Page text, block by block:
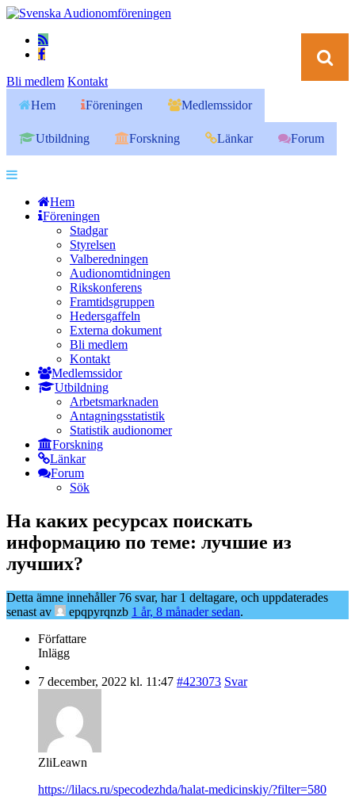
Bli medlem Kontakt
Hem
Föreningen Medlemssidor
Utbildning Forskning Länkar Forum
Hem
Föreningen
Stadgar
Styrelsen
Valberedningen
Audionomtidningen
Rikskonferens
Framtidsgruppen
Hedersgaffeln
Externa dokument
Bli medlem
Kontakt
Medlemssidor
Utbildning
Arbetsmarknaden
Antagningsstatistik
Statistik audionomer
Forskning
Länkar
Forum
Sök
На каких ресурсах поискать
информацию по теме: лучшие из
лучших?
Detta ämne innehåller 76 svar, har 1 deltagare, och uppdaterades
senast av
epqpyrqnzb 1 år, 8 månader sedan.
Författare
Inlägg
7 december, 2022 kl. 11:47 #423073 Svar
ZliLeawn
https://lilacs.ru/specodezhda/halat-medicinskiy/?filter=580